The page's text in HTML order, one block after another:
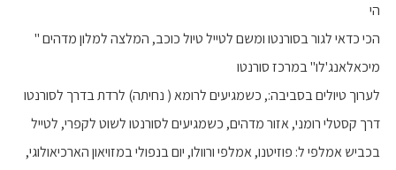
הי
הכי כדאי לגור בסורנטו ומשם לטייל טיול כוכב, המלצה למלון מדהים "
מיכאלאנג'לו" במרכז סורנטו
לערוך טיולים בסביבה:, כשמגיעים לרומא ( נחיתה) לרדת בדרך לסורנטו
דרך קסטלי רומני, אזור מדהים, כשמגיעים לסורנטו לשוט לקפרי, לטייל
בכביש אמלפי ל: פוזיטנו, אמלפי ורוולו, יום בנפולי במזויאון הארכיאולוגי,